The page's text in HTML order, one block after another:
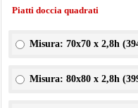
Piatti doccia quadrati
Misura: 70x70 x 2,8h (
Misura: 80x80 x 2,8h (